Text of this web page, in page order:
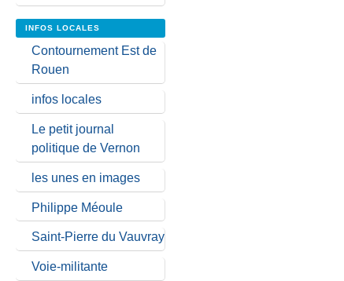
INFOS LOCALES
Contournement Est de
Rouen
infos locales
Le petit journal
politique de Vernon
les unes en images
Philippe Méoule
Saint-Pierre du Vauvray
Voie-militante